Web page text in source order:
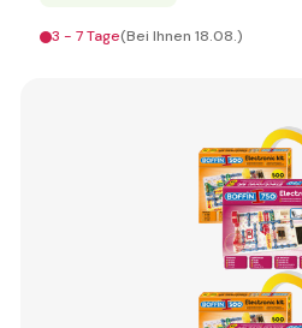
3 - 7 Tage(Bei Ihnen 18.08.)